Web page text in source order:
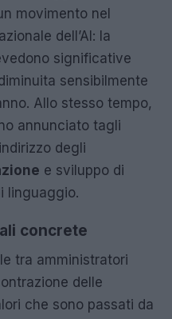
movimento nel
dell’AI: la
significative
sensibilmente
Allo stesso tempo,
annunciato tagli
degli
e sviluppo di
linguaggio.
concrete
tra amministratori
delle
che sono passati da